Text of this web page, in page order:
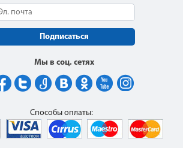
Подписаться
Мы в соц. сетях
Способы оплаты: